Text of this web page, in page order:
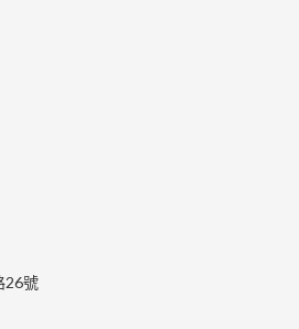
26號